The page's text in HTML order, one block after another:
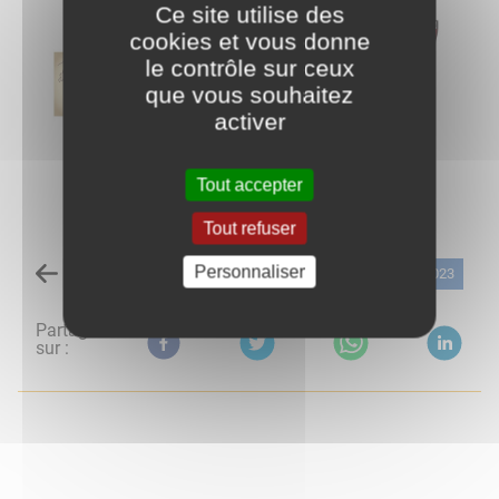
Retour à la liste des évènements 05 janvier 2023
Partagez
sur :
Ce site utilise des
cookies et vous donne
le contrôle sur ceux
que vous souhaitez
activer
Tout accepter
Tout refuser
Personnaliser